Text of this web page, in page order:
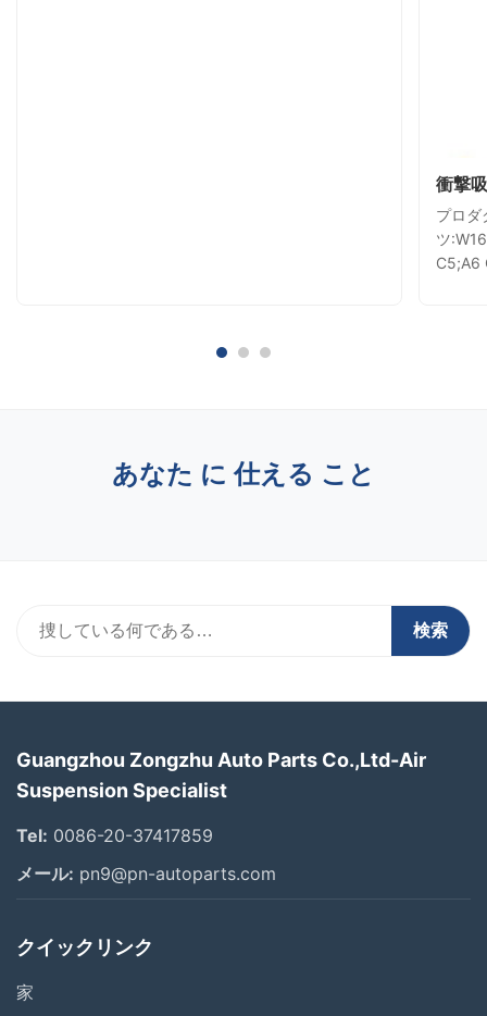
衝撃
プロダ
ツ
C5;A6
あなた に 仕える こと
検索
Guangzhou Zongzhu Auto Parts Co.,Ltd-Air
Suspension Specialist
Tel: 0086-20-37417859
メール: pn9@pn-autoparts.com
クイックリンク
家